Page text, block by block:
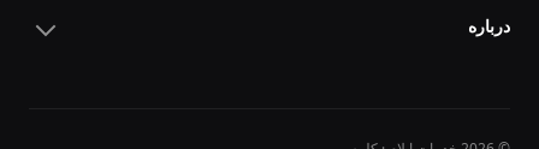
درباره